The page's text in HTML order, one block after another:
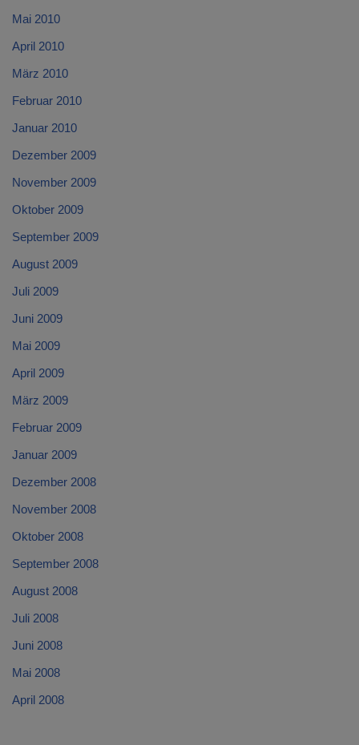
Mai 2010
April 2010
März 2010
Februar 2010
Januar 2010
Dezember 2009
November 2009
Oktober 2009
September 2009
August 2009
Juli 2009
Juni 2009
Mai 2009
April 2009
März 2009
Februar 2009
Januar 2009
Dezember 2008
November 2008
Oktober 2008
September 2008
August 2008
Juli 2008
Juni 2008
Mai 2008
April 2008